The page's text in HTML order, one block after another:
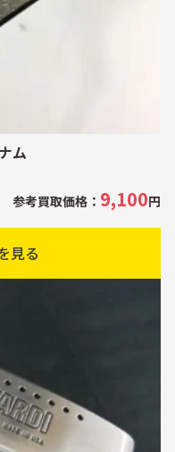
ム
参考買取価格： 9,100円
見る